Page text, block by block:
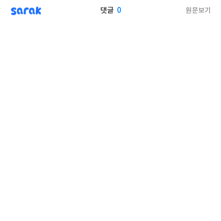
sarak 댓글 0 원문보기